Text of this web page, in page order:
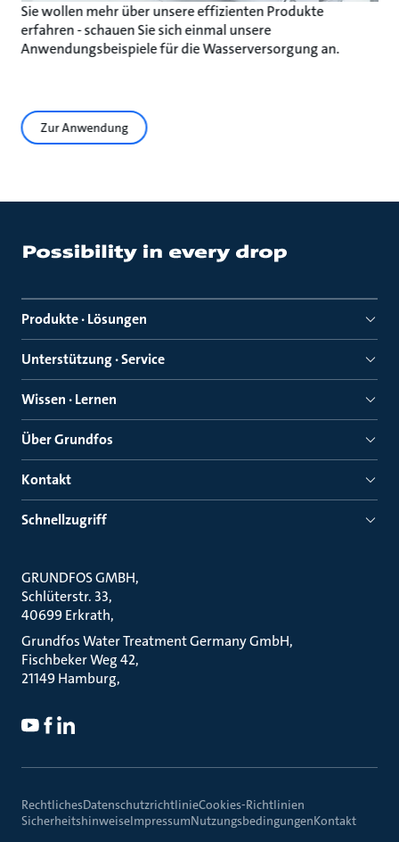
Sie wollen mehr über unsere effizienten Produkte
erfahren - schauen Sie sich einmal unsere
Anwendungsbeispiele für die Wasserversorgung an.
Zur Anwendung
Produkte · Lösungen
Unterstützung · Service
Wissen · Lernen
Über Grundfos
Kontakt
Schnellzugriff
GRUNDFOS GMBH
Schlüterstr. 33
40699 Erkrath
Grundfos Water Treatment Germany GmbH
Fischbeker Weg 42
21149 Hamburg
RechtlichesDatenschutzrichtlinieCookies-Richtlinien
SicherheitshinweiseImpressumNutzungsbedingungenKontakt